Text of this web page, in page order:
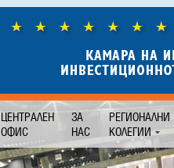
ЦЕНТРАЛЕН
ОФИС
ЗА
НАС
РЕГИОНАЛНИ
КОЛЕГИИ